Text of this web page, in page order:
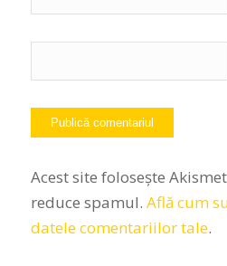
Acest site folosește
reduce spamul. Află cum
datele comentariilor tale.